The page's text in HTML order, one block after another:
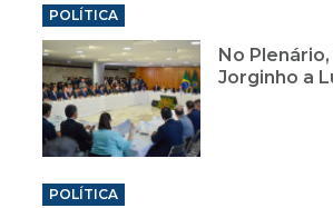
POLÍTICA
No
Jorginho a
POLÍTICA